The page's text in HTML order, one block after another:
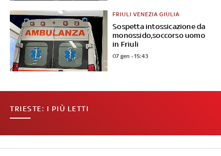
Sospetta intossicazione da
monossido,soccorso uomo
in Friuli
FRIULI VENEZIA GIULIA
07 gen - 15:43
TRIESTE: I PIÙ LETTI